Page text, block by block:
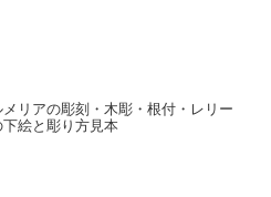
メリアの彫刻・木彫・根付・レリー
下絵と彫り方見本